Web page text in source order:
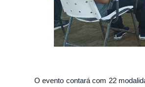
O evento contará com 22